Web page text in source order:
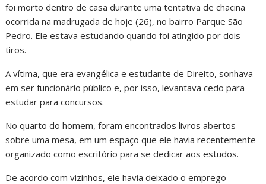
foi morto dentro de casa durante uma tentativa de chacina
ocorrida na madrugada de hoje (26), no bairro Parque São
Pedro. Ele estava estudando quando foi atingido por dois
tiros.
A vítima, que era evangélica e estudante de Direito, sonhava
em ser funcionário público e, por isso, levantava cedo para
estudar para concursos.
No quarto do homem, foram encontrados livros abertos
sobre uma mesa, em um espaço que ele havia recentemente
organizado como escritório para se dedicar aos estudos.
De acordo com vizinhos, ele havia deixado o emprego